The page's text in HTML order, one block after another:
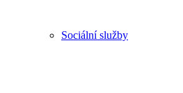
Sociální služby